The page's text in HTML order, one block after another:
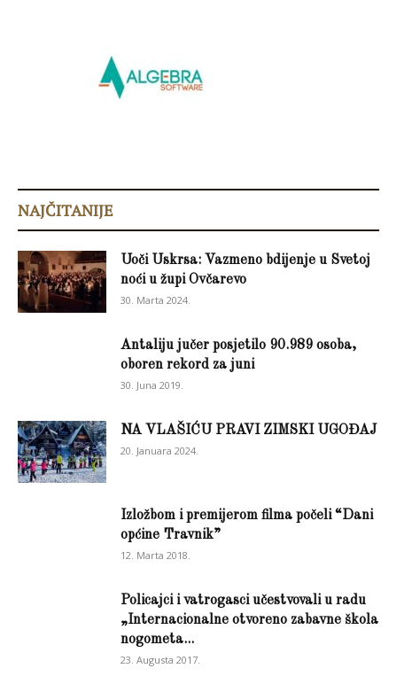
NAJČITANIJE
Uoči Uskrsa: Vazmeno bdijenje u Svetoj
noći u župi Ovčarevo
30. Marta 2024.
Antaliju jučer posjetilo 90.989 osoba,
oboren rekord za juni
30. Juna 2019.
NA VLAŠIĆU PRAVI ZIMSKI UGOĐAJ
20. Januara 2024.
Izložbom i premijerom filma počeli “Dani
općine Travnik”
12. Marta 2018.
Policajci i vatrogasci učestvovali u radu
„Internacionalne otvoreno zabavne škola
nogometa...
23. Augusta 2017.